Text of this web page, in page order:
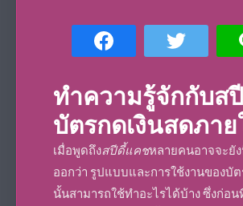
ทำความรู้จักกับส
บัตรกดเงินสดภา
เมื่อพูดถึงสปีดี้แคชหลายคนอาจจะยั
ออกว่า รูปแบบและการใช้งานของบั
นั้นสามารถใช้ทำอะไรได้บ้าง ซึ่งก่อน